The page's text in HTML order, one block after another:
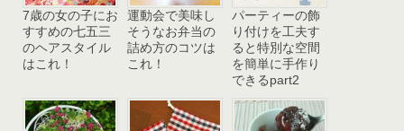
7歳の女の子にお
すすめの七五三
のヘアスタイル
はこれ！
運動会で美味し
そうなお弁当の
詰め方のコツは
これ！
パーティーの飾
り付けを工夫す
ると特別な空間
を簡単に手作り
できるpart2